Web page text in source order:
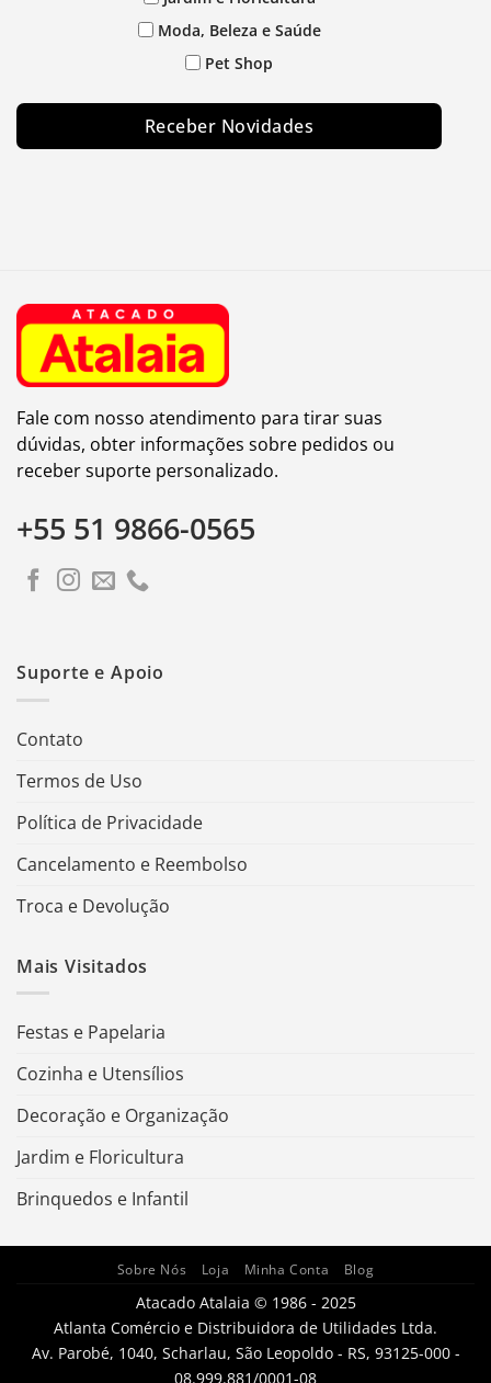
Moda, Beleza e Saúde
Pet Shop
Receber Novidades
Fale com nosso atendimento para tirar suas
dúvidas, obter informações sobre pedidos ou
receber suporte personalizado.
+55 51 9866-0565
Suporte e Apoio
Contato
Termos de Uso
Política de Privacidade
Cancelamento e Reembolso
Troca e Devolução
Mais Visitados
Festas e Papelaria
Cozinha e Utensílios
Decoração e Organização
Jardim e Floricultura
Brinquedos e Infantil
Sobre Nós Loja Minha Conta Blog
Atacado Atalaia © 1986 - 2025
Atlanta Comércio e Distribuidora de Utilidades Ltda.
Av. Parobé, 1040, Scharlau, São Leopoldo - RS, 93125-000 -
08.999.881/0001-08